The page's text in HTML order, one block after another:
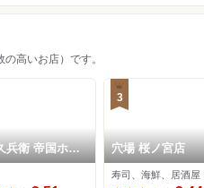
高いお店）です。
兵衛 帝国ホテ
店
3
穴場 桜ノ宮店
寿司、海鮮、居酒屋